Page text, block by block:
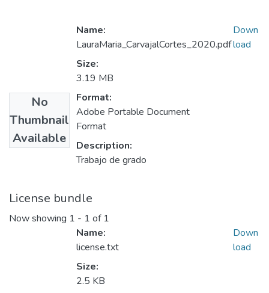
No
Thumbnail
Available
Name:
LauraMaria_CarvajalCortes_2020.pdf
Size:
3.19 MB
Format:
Adobe Portable Document
Format
Description:
Trabajo de grado
Down
load
License bundle
Now showing 1 - 1 of 1
Name:
license.txt
Size:
2.5 KB
Down
load